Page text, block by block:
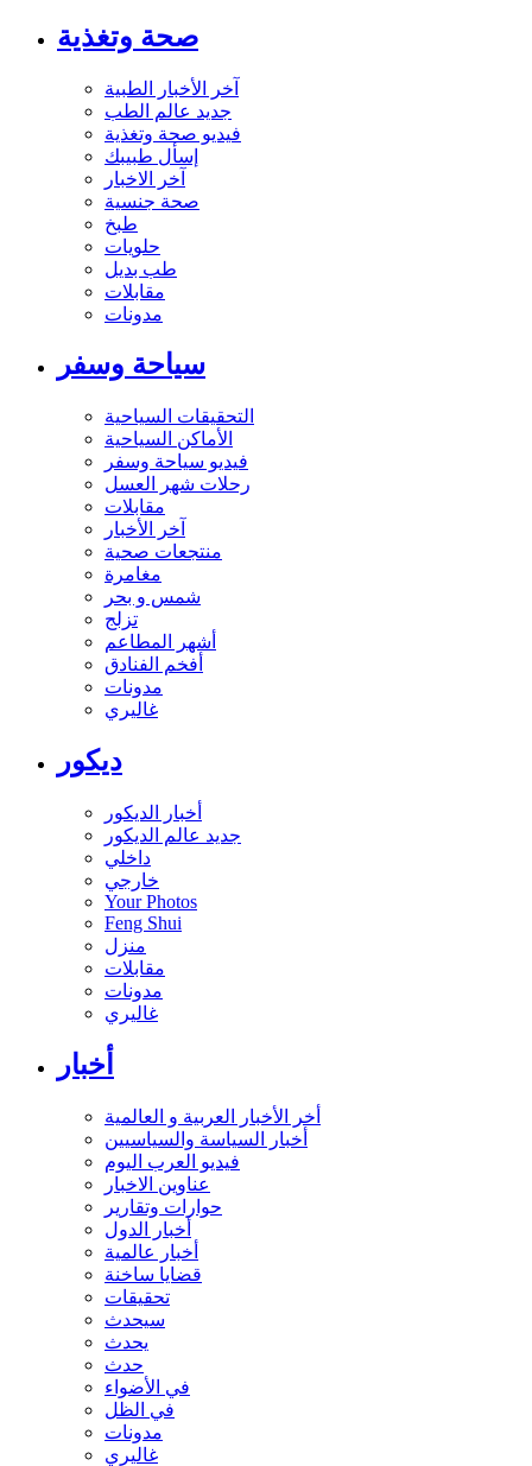
صحة وتغذية
آخر الأخبار الطبية
جديد عالم الطب
فيديو صحة وتغذية
إسأل طبيبك
آخر الاخبار
صحة جنسية
طبخ
حلويات
طب بديل
مقابلات
مدونات
سياحة وسفر
التحقيقات السياحية
الأماكن السياحية
فيديو سياحة وسفر
رحلات شهر العسل
مقابلات
آخر الأخبار
منتجعات صحية
مغامرة
شمس و بحر
تزلج
أشهر المطاعم
أفخم الفنادق
مدونات
غاليري
ديكور
أخبار الديكور
جديد عالم الديكور
داخلي
خارجي
Your Photos
Feng Shui
منزل
مقابلات
مدونات
غاليري
أخبار
أخر الأخبار العربية و العالمية
أخبار السياسة والسياسيين
فيديو العرب اليوم
عناوين الاخبار
حوارات وتقارير
أخبار الدول
أخبار عالمية
قضايا ساخنة
تحقيقات
سيحدث
يحدث
حدث
في الأضواء
في الظل
مدونات
غاليري